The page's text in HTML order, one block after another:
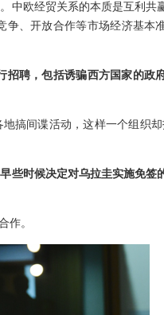
中欧经贸关系的本质是互利共
、开放合作等市场经济基本
聘，包括诱骗西方国家的政
搞间谍活动，这样一个组织
些时候决定对乌拉圭实施免签
作。